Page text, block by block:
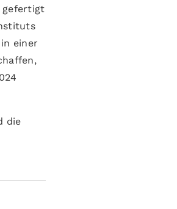
gefertigt
einer
die